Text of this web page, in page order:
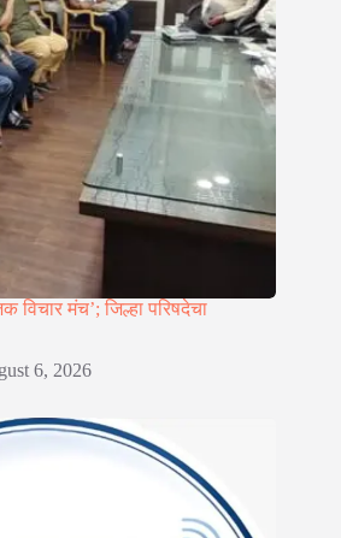
विचार मंच’; जिल्हा परिषदेचा
6, 2026